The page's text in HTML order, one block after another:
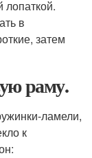
в
затем
раму.
ламели,
к